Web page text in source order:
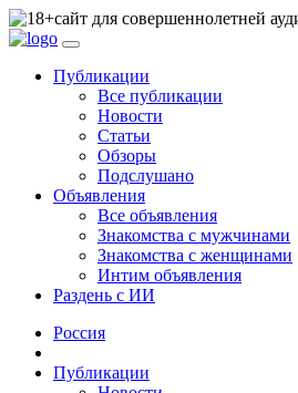
сайт для совершеннолетней
Публикации
Все публикации
Новости
Статьи
Обзоры
Подслушано
Объявления
Все объявления
Знакомства с мужчинами
Знакомства с женщинами
Интим объявления
Раздень с ИИ
Россия
Публикации